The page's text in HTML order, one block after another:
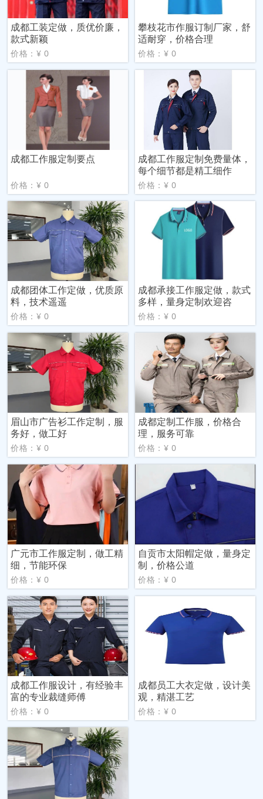
成都工装定做，质优价廉，
款式新颖
价格：¥ 0
攀枝花市作服订制厂家，舒
适耐穿，价格合理
价格：¥ 0
成都工作服定制要点
价格：¥ 0
成都工作服定制免费量体，
每个细节都是精工细作
价格：¥ 0
成都团体工作定做，优质原
料，技术遥遥
价格：¥ 0
成都承接工作服定做，款式
多样，量身定制欢迎咨
价格：¥ 0
眉山市广告衫工作定制，服
务好，做工好
价格：¥ 0
成都定制工作服，价格合
理，服务可靠
价格：¥ 0
广元市工作服定制，做工精
细，节能环保
价格：¥ 0
自贡市太阳帽定做，量身定
制，价格公道
价格：¥ 0
成都工作服设计，有经验丰
富的专业裁缝师傅
价格：¥ 0
成都员工大衣定做，设计美
观，精湛工艺
价格：¥ 0